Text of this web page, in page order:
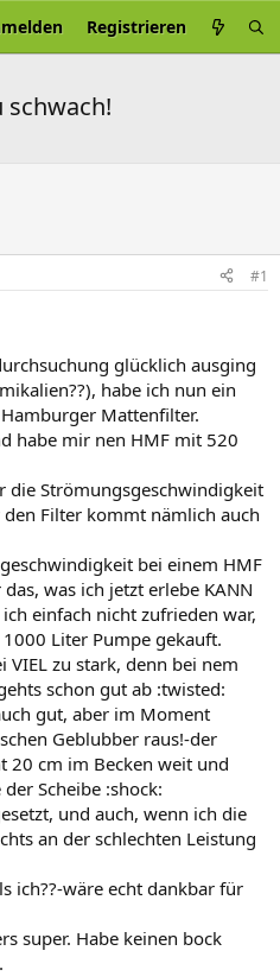
Registrieren
schwach!
#1
glücklich ausging
habe ich nun ein
Mattenfilter.
habe mir nen HMF mit 520
die Strömungsgeschwindigkeit
Filter kommt nämlich auch
bei einem HMF
was ich jetzt erlebe KANN
einfach nicht zufrieden war,
Liter Pumpe gekauft.
VIEL zu stark, denn bei nem
schon gut ab :twisted:
gut, aber im Moment
Geblubber raus!-der
20 cm im Becken weit und
Scheibe :shock:
und auch, wenn ich die
an der schlechten Leistung
ich??-wäre echt dankbar für
super. Habe keinen bock